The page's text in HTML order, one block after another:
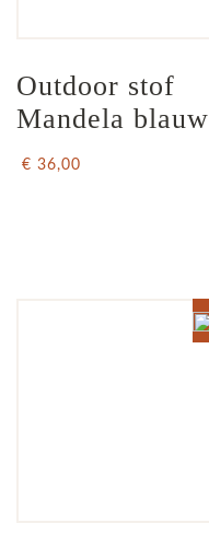
Outdoor stof
Mandela blauw
€ 36,00